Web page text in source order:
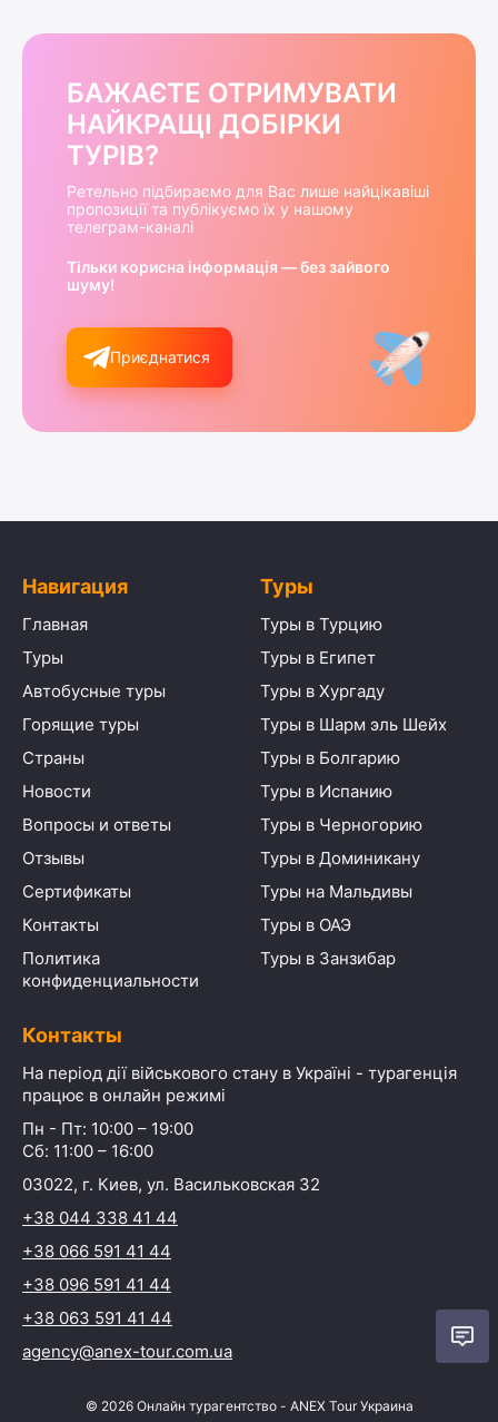
БАЖАЄТЕ ОТРИМУВАТИ
НАЙКРАЩІ ДОБІРКИ
ТУРІВ?
Ретельно підбираємо для Вас лише найцікавіші
пропозиції та публікуємо їх у нашому
телеграм-каналі
Тільки корисна інформація — без зайвого
шуму!
Приєднатися
Навигация
Главная
Туры
Автобусные туры
Горящие туры
Страны
Новости
Вопросы и ответы
Отзывы
Сертификаты
Контакты
Политика
конфиденциальности
Туры
Туры в Турцию
Туры в Египет
Туры в Хургаду
Туры в Шарм эль Шейх
Туры в Болгарию
Туры в Испанию
Туры в Черногорию
Туры в Доминикану
Туры на Мальдивы
Туры в ОАЭ
Туры в Занзибар
Контакты
На період дії військового стану в Україні - турагенція
працює в онлайн режимі
Пн - Пт: 10:00 – 19:00
Сб: 11:00 – 16:00
03022, г. Киев, ул. Васильковская 32
+38 044 338 41 44
+38 066 591 41 44
+38 096 591 41 44
+38 063 591 41 44
agency@anex-tour.com.ua
© 2026 Онлайн турагентство - ANEX Tour Украина